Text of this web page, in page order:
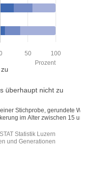
Data ranges from 8.99
Stichprobe, gerundete
im Alter zwischen 15 und
Prozent
überhaupt nicht zu
50 100
Statistik Luzern
und Generationen